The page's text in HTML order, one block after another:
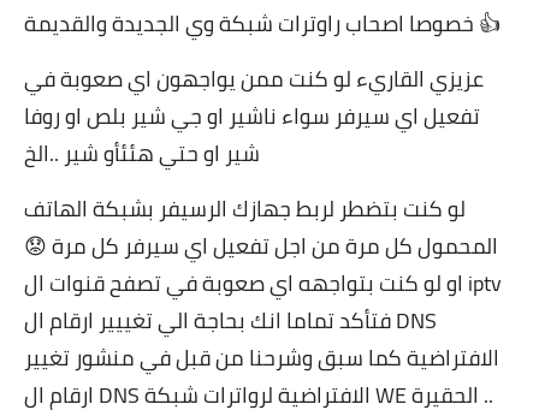
خصوصا اصحاب راوترات شبكة وي الجديدة والقديمة 👍
عزيزي القاريء لو كنت ممن يواجهون اي صعوبة في
تفعيل اي سيرفر سواء ناشير او جي شير بلص او روفا
شير او حتي هئئأو شير ..الخ
لو كنت بتضطر لربط جهازك الرسيفر بشبكة الهاتف
المحمول كل مرة من اجل تفعيل اي سيرفر كل مرة 😟
او لو كنت بتواجهه اي صعوبة في تصفح قنوات ال iptv
فتأكد تماما انك بحاجة الي تغييير ارقام ال DNS
الافتراضية كما سبق وشرحنا من قبل في منشور تغيير
ارقام ال DNS الافتراضية لرواترات شبكة WE الحقيرة ..